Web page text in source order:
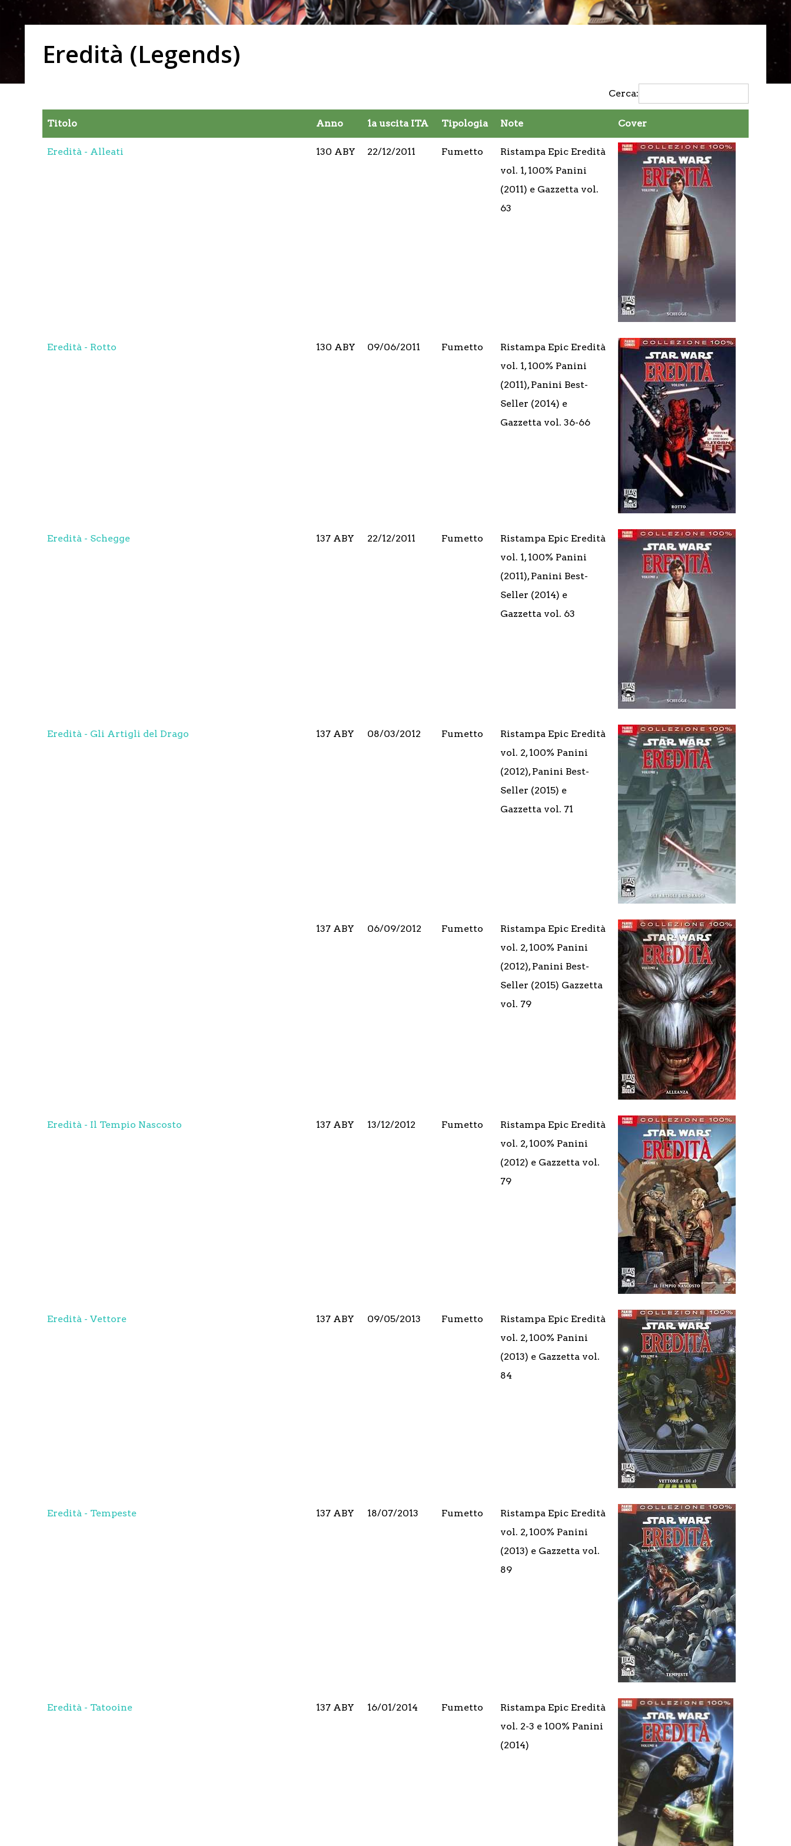
Eredità (Legends)
Cerca:
Titolo Anno 1a uscita ITA Tipologia Note Cover
Eredità - Alleati 130 ABY 22/12/2011 Fumetto
Ristampa Epic Eredità
vol. 1, 100% Panini
(2011) e Gazzetta vol.
63
Eredità - Rotto 130 ABY 09/06/2011 Fumetto
Ristampa Epic Eredità
vol. 1, 100% Panini
(2011), Panini Best-
Seller (2014) e
Gazzetta vol. 36-66
Eredità - Schegge 137 ABY 22/12/2011 Fumetto
Ristampa Epic Eredità
vol. 1, 100% Panini
(2011), Panini Best-
Seller (2014) e
Gazzetta vol. 63
Eredità - Gli Artigli del Drago 137 ABY 08/03/2012 Fumetto
Ristampa Epic Eredità
vol. 2, 100% Panini
(2012), Panini Best-
Seller (2015) e
Gazzetta vol. 71
137 ABY 06/09/2012 Fumetto
Ristampa Epic Eredità
vol. 2, 100% Panini
(2012), Panini Best-
Seller (2015) Gazzetta
vol. 79
Eredità - Il Tempio Nascosto 137 ABY 13/12/2012 Fumetto
Ristampa Epic Eredità
vol. 2, 100% Panini
(2012) e Gazzetta vol.
79
Eredità - Vettore 137 ABY 09/05/2013 Fumetto
Ristampa Epic Eredità
vol. 2, 100% Panini
(2013) e Gazzetta vol.
84
Eredità - Tempeste 137 ABY 18/07/2013 Fumetto
Ristampa Epic Eredità
vol. 2, 100% Panini
(2013) e Gazzetta vol.
89
Eredità - Tatooine 137 ABY 16/01/2014 Fumetto
Ristampa Epic Eredità
vol. 2-3 e 100% Panini
(2014)